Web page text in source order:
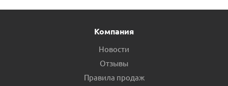
Компания
Новости
Отзывы
Правила продаж